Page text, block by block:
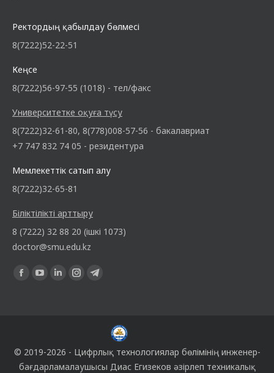
Ректордың қабылдау бөлмесі
8(7222)52-22-51
Кеңсе
8(7222)56-97-55 (1018) - тел/факс
Университетке оқуға түсу
8(7222)32-61-80, 8(778)008-57-56 - бакалавриат
+7 747 832 74 05 - резидентура
Мемлекеттік сатып алу
8(7222)32-65-81
Біліктілікті арттыру
8 (7222) 32 88 20 (ішкі 1073)
doctor@smu.edu.kz
Find us on:
© 2019-2026 - Цифрлық технологиялар бөлімініңинженер-
бағдарламалаушысы Диас Егизеков әзірлеп техникалық